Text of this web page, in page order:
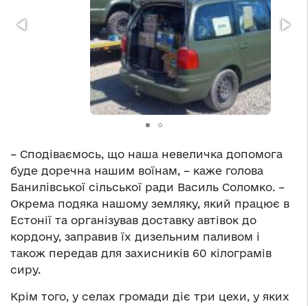
– Сподіваємось, що наша невеличка допомога
буде доречна нашим воїнам, – каже голова
Банилівської сільської ради Василь Соломко. –
Окрема подяка нашому земляку, який працює в
Естонії та організував доставку автівок до
кордону, заправив їх дизельним паливом і
також передав для захисників 60 кілограмів
сиру.
Крім того, у селах громади діє три цехи, у яких